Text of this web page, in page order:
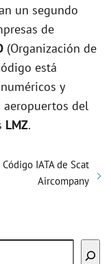
un segundo
de
(Organización de
está
y
del
LMZ.
Código IATA de Scat
Aircompany